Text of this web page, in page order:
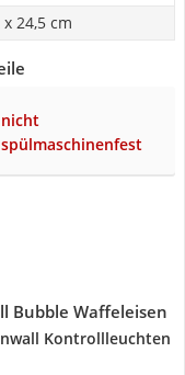
24,5 cm
nicht
spülmaschinenfest
Bubble Waffeleisen
Kontrollleuchten